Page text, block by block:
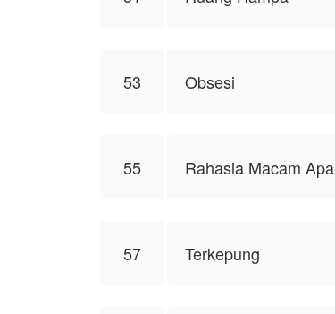
53 Obsesi
55 Rahasia Macam Apa
57 Terkepung